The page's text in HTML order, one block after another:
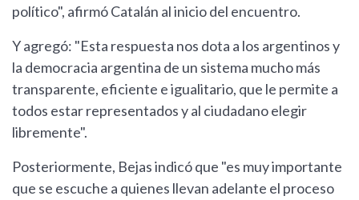
político", afirmó Catalán al inicio del encuentro.
Y agregó: "Esta respuesta nos dota a los argentinos y
la democracia argentina de un sistema mucho más
transparente, eficiente e igualitario, que le permite a
todos estar representados y al ciudadano elegir
libremente".
Posteriormente, Bejas indicó que "es muy importante
que se escuche a quienes llevan adelante el proceso